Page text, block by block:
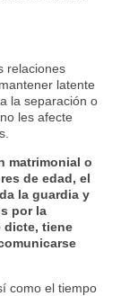
relaciones
latente
la separación o
les afecte
matrimonial o
de edad, el
la guardia y
por la
dicte, tiene
como el tiempo